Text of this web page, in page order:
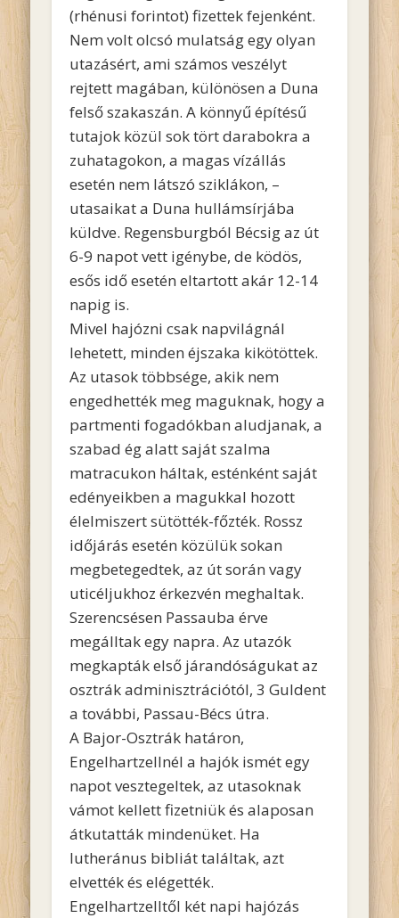
(rhénusi forintot) fizettek fejenként.
Nem volt olcsó mulatság egy olyan
utazásért, ami számos veszélyt
rejtett magában, különösen a Duna
felső szakaszán. A könnyű építésű
tutajok közül sok tört darabokra a
zuhatagokon, a magas vízállás
esetén nem látszó sziklákon, –
utasaikat a Duna hullámsírjába
küldve. Regensburgból Bécsig az út
6-9 napot vett igénybe, de ködös,
esős idő esetén eltartott akár 12-14
napig is.
Mivel hajózni csak napvilágnál
lehetett, minden éjszaka kikötöttek.
Az utasok többsége, akik nem
engedhették meg maguknak, hogy a
partmenti fogadókban aludjanak, a
szabad ég alatt saját szalma
matracukon háltak, esténként saját
edényeikben a magukkal hozott
élelmiszert sütötték-főzték. Rossz
időjárás esetén közülük sokan
megbetegedtek, az út során vagy
uticéljukhoz érkezvén meghaltak.
Szerencsésen Passauba érve
megálltak egy napra. Az utazók
megkapták első járandóságukat az
osztrák adminisztrációtól, 3 Guldent
a további, Passau-Bécs útra.
A Bajor-Osztrák határon,
Engelhartzellnél a hajók ismét egy
napot vesztegeltek, az utasoknak
vámot kellett fizetniük és alaposan
átkutatták mindenüket. Ha
lutheránus bibliát találtak, azt
elvették és elégették.
Engelhartzelltől két napi hajózás